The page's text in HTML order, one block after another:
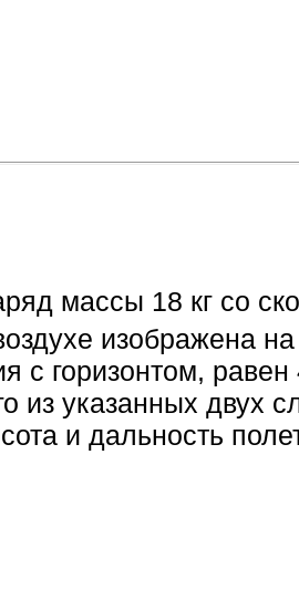
массы 18 кг со
изображена
с горизонтом, равен
из указанных двух
и дальность